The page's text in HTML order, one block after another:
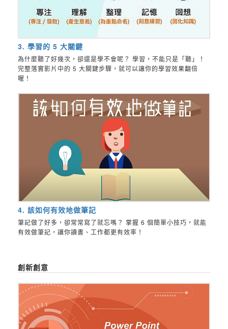
3. 學習的 5 大關鍵
為什麼聽了好幾次，卻還是學不會呢？ 學習，不能只是「聽」！
完整落實影片中的 5 大關鍵步驟，就可以讓你的學習效果翻倍
喔！
4. 該如何有效地做筆記
筆記做了好多，卻常常寫了就忘嗎？ 掌握 6 個簡單小技巧，就能
有效做筆記，讓你讀書、工作都更有效率！
創新創意